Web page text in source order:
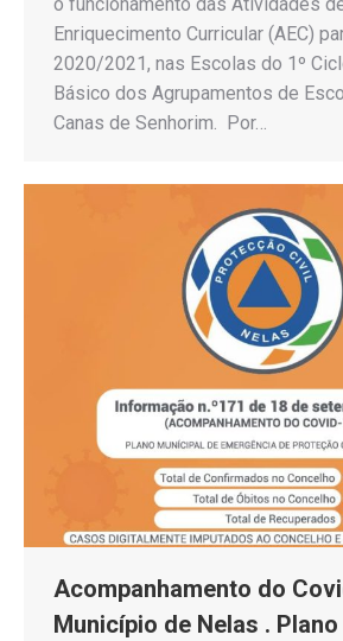
Enriquecimento Curricular (AEC)
2020/2021, nas Escolas do 1º
Básico dos Agrupamentos de
Canas de Senhorim. Por…
Acompanhamento do
Município de Nelas .